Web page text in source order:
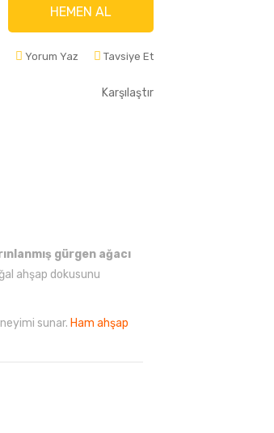
HEMEN AL
Yorum Yaz Tavsiye Et
Karşılaştır
gürgen ağacı
ahşap dokusunu
sunar. Ham ahşap